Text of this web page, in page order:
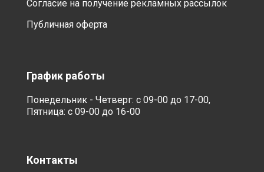
Согласие на получение рекламных рассылок
Публичная оферта
График работы
Понедельник - Четверг: с 09-00 до 17-00,
Пятница: с 09-00 до 16-00
Контакты